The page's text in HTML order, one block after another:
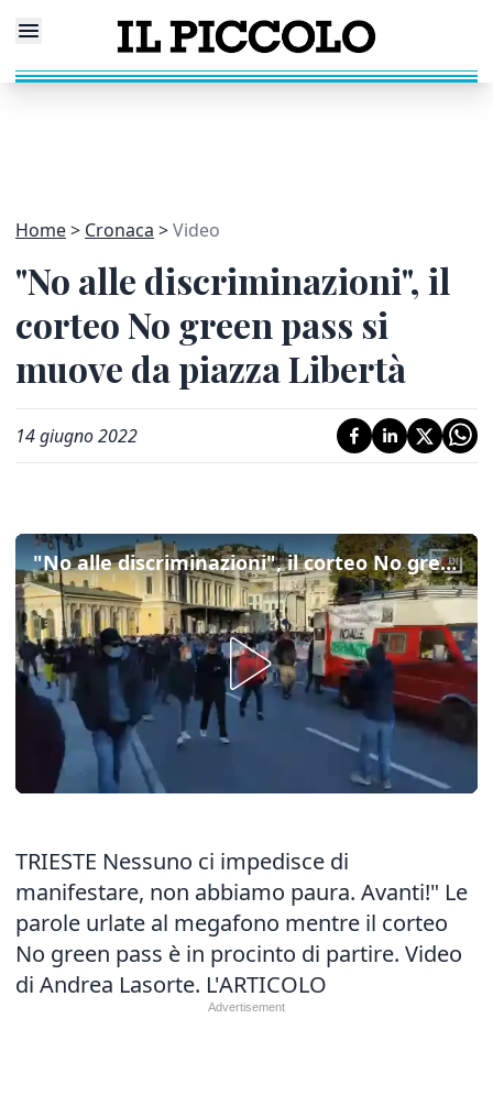
Home Cronaca Video
"No alle discriminazioni", il
corteo No green pass si
muove da piazza Libertà
14 giugno 2022
"No alle discriminazioni", il corteo No green pass si muove da piazza Libertà
TRIESTE Nessuno ci impedisce di
manifestare, non abbiamo paura. Avanti!" Le
parole urlate al megafono mentre il corteo
No green pass è in procinto di partire. Video
di Andrea Lasorte. L'ARTICOLO